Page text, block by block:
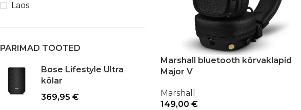
Laos
PARIMAD TOOTED
Bose Lifestyle Ultra
kõlar
369,95 €
Marshall bluetooth kõrvaklapid
Major V
Marshall
149,00 €